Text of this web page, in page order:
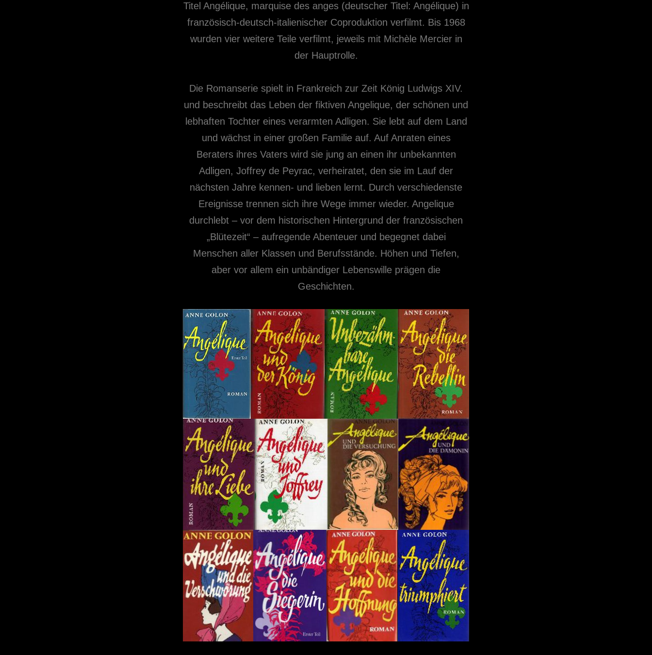
Titel Angélique, marquise des anges (deutscher Titel: Angélique) in
französisch-deutsch-italienischer Coproduktion verfilmt. Bis 1968
wurden vier weitere Teile verfilmt, jeweils mit Michèle Mercier in
der Hauptrolle.
Die Romanserie spielt in Frankreich zur Zeit König Ludwigs XIV.
und beschreibt das Leben der fiktiven Angelique, der schönen und
lebhaften Tochter eines verarmten Adligen. Sie lebt auf dem Land
und wächst in einer großen Familie auf. Auf Anraten eines
Beraters ihres Vaters wird sie jung an einen ihr unbekannten
Adligen, Joffrey de Peyrac, verheiratet, den sie im Lauf der
nächsten Jahre kennen- und lieben lernt. Durch verschiedenste
Ereignisse trennen sich ihre Wege immer wieder. Angelique
durchlebt – vor dem historischen Hintergrund der französischen
„Blütezeit“ – aufregende Abenteuer und begegnet dabei
Menschen aller Klassen und Berufsstände. Höhen und Tiefen,
aber vor allem ein unbändiger Lebenswille prägen die
Geschichten.